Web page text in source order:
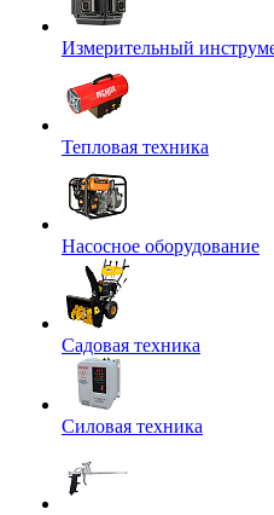
Измерительный
Тепловая техника
Насосное оборудование
Садовая техника
Силовая техника